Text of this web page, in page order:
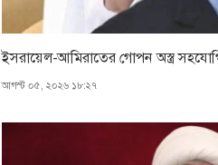
ইসরায়েল-আমিরাতের গোপন অস্ত্র
আগস্ট ০৫, ২০২৬ ১৮:২৭